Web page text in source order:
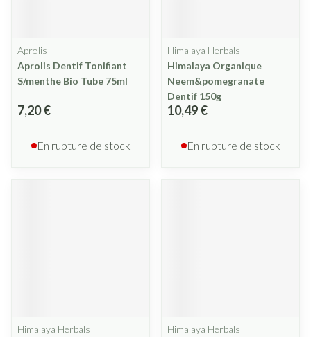
Aprolis
Aprolis Dentif Tonifiant
S/menthe Bio Tube 75ml
7,20 €
En rupture de stock
Himalaya Herbals
Himalaya Organique
Neem&pomegranate
Dentif 150g
10,49 €
En rupture de stock
Himalaya Herbals
Himalaya Herbals